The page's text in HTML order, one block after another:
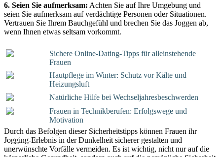
6. Seien Sie aufmerksam: Achten Sie auf Ihre Umgebung und
seien Sie aufmerksam auf verdächtige Personen oder Situationen.
Vertrauen Sie Ihrem Bauchgefühl und brechen Sie das Joggen ab,
wenn Ihnen etwas seltsam vorkommt.
Sichere Online-Dating-Tipps für alleinstehende
Frauen
Hautpflege im Winter: Schutz vor Kälte und
Heizungsluft
Natürliche Hilfe bei Wechseljahresbeschwerden
Frauen in Technikberufen: Erfolgswege und
Motivation
Durch das Befolgen dieser Sicherheitstipps können Frauen ihr
Jogging-Erlebnis in der Dunkelheit sicherer gestalten und
unerwünschte Vorfälle vermeiden. Es ist wichtig, nicht nur auf die